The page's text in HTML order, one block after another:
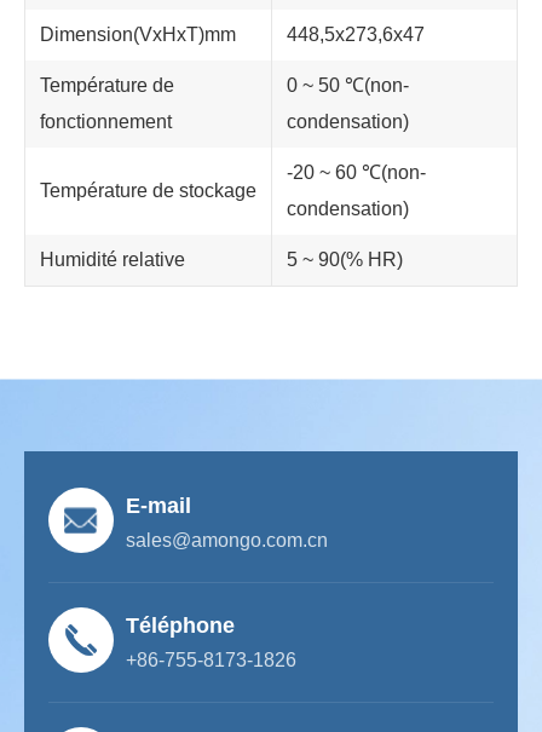
Dimension(VxHxT)mm 448,5x273,6x47
Température de
fonctionnement
0 ~ 50 ℃(non-
condensation)
Température de stockage
-20 ~ 60 ℃(non-
condensation)
Humidité relative 5 ~ 90(% HR)
E-mail
sales@amongo.com.cn
Téléphone
+86-755-8173-1826